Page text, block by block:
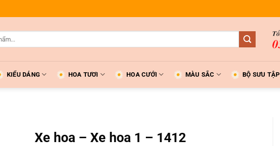
KIỂU DÁNG HOA TƯƠI HOA CƯỚI MÀU SẮC BỘ SƯU TẬP
Xe hoa – Xe hoa 1 – 1412